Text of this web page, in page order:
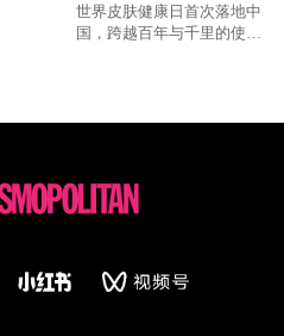
世界皮肤健康日首次落地中
国，跨越百年与千里的使命